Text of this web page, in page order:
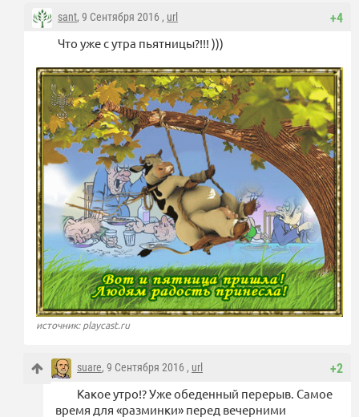
+4
sant, 9 Сентября 2016 , url
Что уже с утра пьятницы?!!! )))
источник: playcast.ru
+2
suare, 9 Сентября 2016 , url
Какое утро!? Уже обеденный перерыв. Самое
время для «разминки» перед вечерними